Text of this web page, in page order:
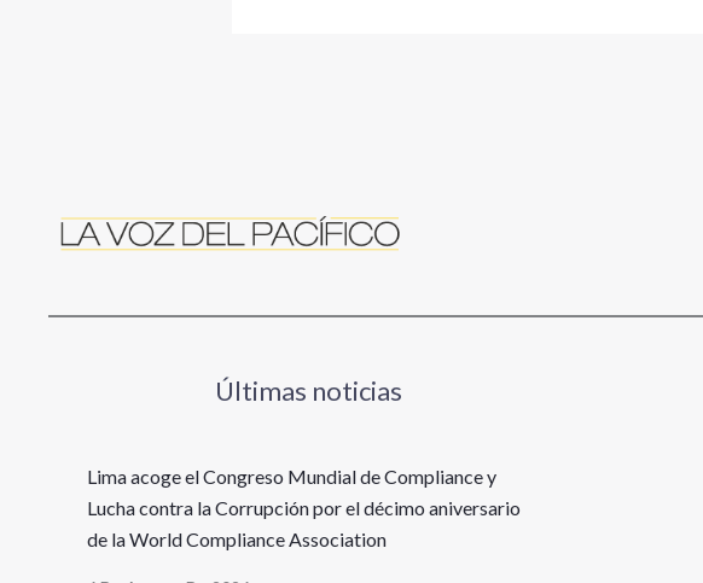
Últimas noticias
Lima acoge el Congreso Mundial de Compliance y
Lucha contra la Corrupción por el décimo aniversario
de la World Compliance Association